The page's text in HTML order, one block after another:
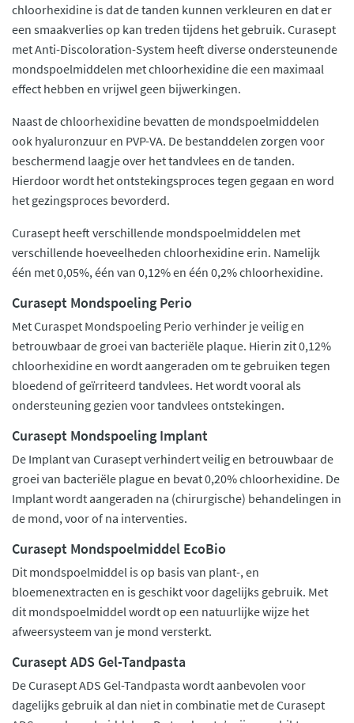
chloorhexidine is dat de tanden kunnen verkleuren en dat er
een smaakverlies op kan treden tijdens het gebruik. Curasept
met Anti-Discoloration-System heeft diverse ondersteunende
mondspoelmiddelen met chloorhexidine die een maximaal
effect hebben en vrijwel geen bijwerkingen.
Naast de chloorhexidine bevatten de mondspoelmiddelen
ook hyaluronzuur en PVP-VA. De bestanddelen zorgen voor
beschermend laagje over het tandvlees en de tanden.
Hierdoor wordt het ontstekingsproces tegen gegaan en word
het gezingsproces bevorderd.
Curasept heeft verschillende mondspoelmiddelen met
verschillende hoeveelheden chloorhexidine erin. Namelijk
één met 0,05%, één van 0,12% en één 0,2% chloorhexidine.
Curasept Mondspoeling Perio
Met Curaspet Mondspoeling Perio verhinder je veilig en
betrouwbaar de groei van bacteriële plaque. Hierin zit 0,12%
chloorhexidine en wordt aangeraden om te gebruiken tegen
bloedend of geïrriteerd tandvlees. Het wordt vooral als
ondersteuning gezien voor tandvlees ontstekingen.
Curasept Mondspoeling Implant
De Implant van Curasept verhindert veilig en betrouwbaar de
groei van bacteriële plague en bevat 0,20% chloorhexidine. De
Implant wordt aangeraden na (chirurgische) behandelingen in
de mond, voor of na interventies.
Curasept Mondspoelmiddel EcoBio
Dit mondspoelmiddel is op basis van plant-, en
bloemenextracten en is geschikt voor dagelijks gebruik. Met
dit mondspoelmiddel wordt op een natuurlijke wijze het
afweersysteem van je mond versterkt.
Curasept ADS Gel-Tandpasta
De Curasept ADS Gel-Tandpasta wordt aanbevolen voor
dagelijks gebruik al dan niet in combinatie met de Curasept